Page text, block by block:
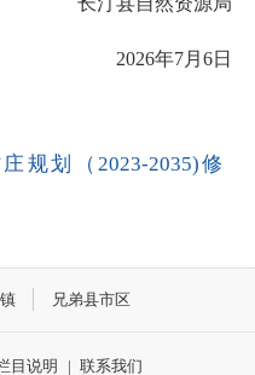
2026年7月6日
规划（2023-2035)修
兄弟县市区
目说明 | 联系我们